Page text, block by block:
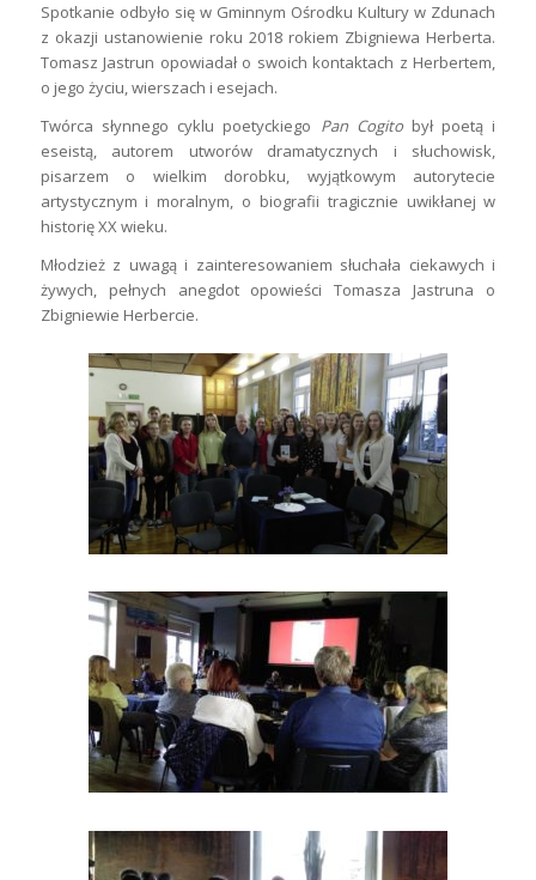
Spotkanie odbyło się w Gminnym Ośrodku Kultury w Zdunach
z okazji ustanowienie roku 2018 rokiem Zbigniewa Herberta.
Tomasz Jastrun opowiadał o swoich kontaktach z Herbertem,
o jego życiu, wierszach i esejach.
Twórca słynnego cyklu poetyckiego Pan Cogitobył poetą i
eseistą, autorem utworów dramatycznych i słuchowisk,
pisarzem o wielkim dorobku, wyjątkowym autorytecie
artystycznym i moralnym, o biografii tragicznie uwikłanej w
historię XX wieku.
Młodzież z uwagą i zainteresowaniem słuchała ciekawych i
żywych, pełnych anegdot opowieści Tomasza Jastruna o
Zbigniewie Herbercie.